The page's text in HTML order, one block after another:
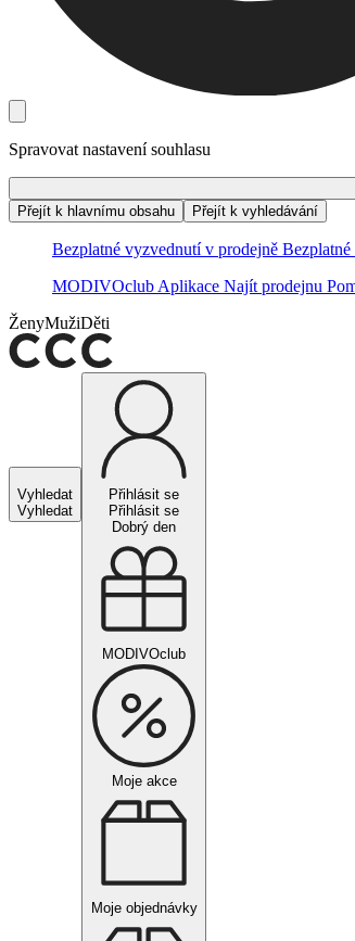
Spravovat nastavení souhlasu
Přejít k hlavnímu obsahu
Přejít k vyhledávání
Bezplatné vyzvednutí v prodejně
MODIVOclub Aplikace Najít prodejnu
ŽenyMužiDěti
Vyhledat
Vyhledat
Přihlásit se
Přihlásit se
Dobrý den
MODIVOclub
Moje akce
Moje objednávky